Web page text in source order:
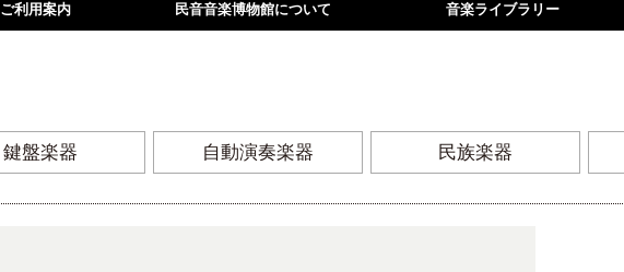
ご利用案内 民音音楽博物館について 音楽ライブラリー
鍵盤楽器 自動演奏楽器 民族楽器